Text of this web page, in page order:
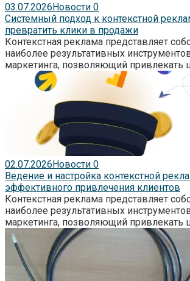
03.07.2026Новости 0
Системный подход к контекстной
превратить клики в продажи
Контекстная реклама представляет
наиболее результативных
маркетинга, позволяющий привлекать
02.07.2026Новости 0
Ведение и настройка контекстной
эффективного привлечения клиентов
Контекстная реклама представляет
наиболее результативных
маркетинга, позволяющий привлекать